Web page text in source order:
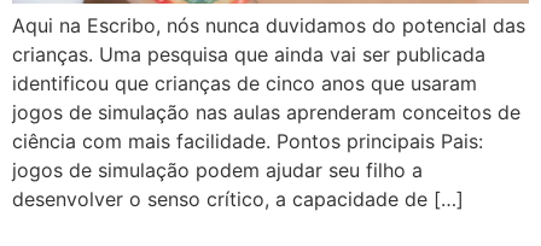
Aqui na Escribo, nós nunca duvidamos do potencial das
crianças. Uma pesquisa que ainda vai ser publicada
identificou que crianças de cinco anos que usaram
jogos de simulação nas aulas aprenderam conceitos de
ciência com mais facilidade. Pontos principais Pais:
jogos de simulação podem ajudar seu filho a
desenvolver o senso crítico, a capacidade de […]